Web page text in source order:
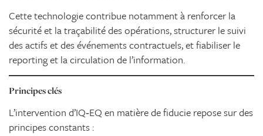
Cette technologie contribue notamment à renforcer la
sécurité et la traçabilité des opérations, structurer le suivi
des actifs et des événements contractuels, et fiabiliser le
reporting et la circulation de l’information.
Principes clés
L’intervention d’IQ‑EQ en matière de fiducie repose sur des
principes constants :